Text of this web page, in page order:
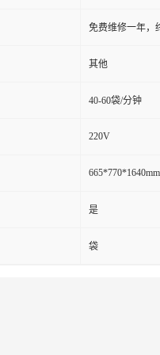
免费维修一年，
其他
40-60袋/分钟
220V
665*770*1640mm
是
袋